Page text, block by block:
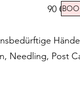
€
Needling, Post